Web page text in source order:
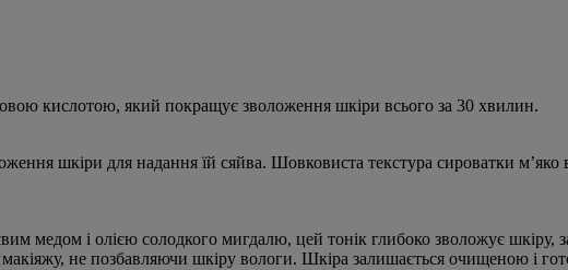
кислотою, який покращує зволоження шкіри всього за 30 хвилин.
шкіри для надання їй сяйва. Шовковиста текстура сироватки м’яко
медом і олією солодкого мигдалю, цей тонік глибоко зволожує
не позбавляючи шкіру вологи. Шкіра залишається очищеною і